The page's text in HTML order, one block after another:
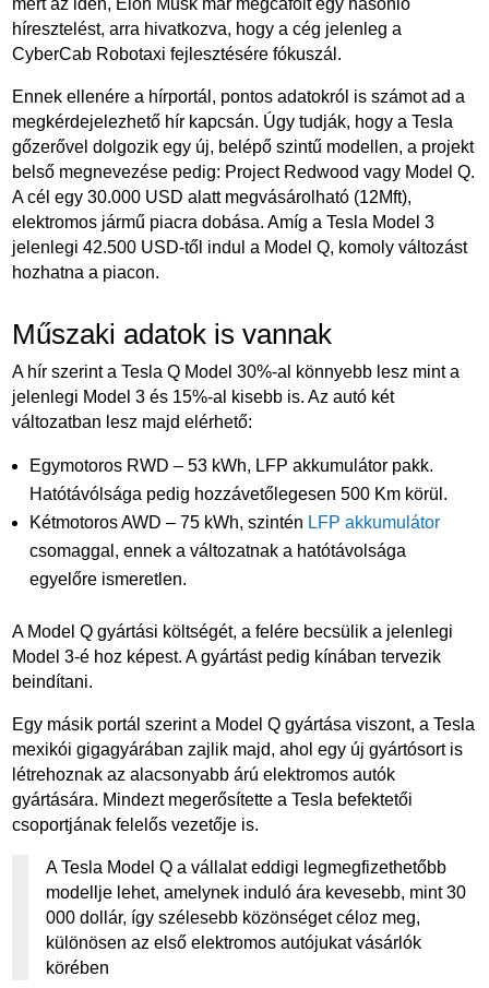
híresztelést, arra hivatkozva, hogy a cég jelenleg a
CyberCab Robotaxi fejlesztésére fókuszál.
Ennek ellenére a hírportál, pontos adatokról is számot ad a
megkérdejelezhető hír kapcsán. Úgy tudják, hogy a Tesla
gőzerővel dolgozik egy új, belépő szintű modellen, a projekt
belső megnevezése pedig: Project Redwood vagy Model Q.
A cél egy 30.000 USD alatt megvásárolható (12Mft),
elektromos jármű piacra dobása. Amíg a Tesla Model 3
jelenlegi 42.500 USD-től indul a Model Q, komoly változást
hozhatna a piacon.
Műszaki adatok is vannak
A hír szerint a Tesla Q Model 30%-al könnyebb lesz mint a
jelenlegi Model 3 és 15%-al kisebb is. Az autó két
változatban lesz majd elérhető:
Egymotoros RWD – 53 kWh, LFP akkumulátor pakk.
Hatótávólsága pedig hozzávetőlegesen 500 Km körül.
Kétmotoros AWD – 75 kWh, szintén LFP akkumulátor
csomaggal, ennek a változatnak a hatótávolsága
egyelőre ismeretlen.
A Model Q gyártási költségét, a felére becsülik a jelenlegi
Model 3-é hoz képest. A gyártást pedig kínában tervezik
beindítani.
Egy másik portál szerint a Model Q gyártása viszont, a Tesla
mexikói gigagyárában zajlik majd, ahol egy új gyártósort is
létrehoznak az alacsonyabb árú elektromos autók
gyártására. Mindezt megerősítette a Tesla befektetői
csoportjának felelős vezetője is.
A Tesla Model Q a vállalat eddigi legmegfizethetőbb
modellje lehet, amelynek induló ára kevesebb, mint 30
000 dollár, így szélesebb közönséget céloz meg,
különösen az első elektromos autójukat vásárlók
körében​